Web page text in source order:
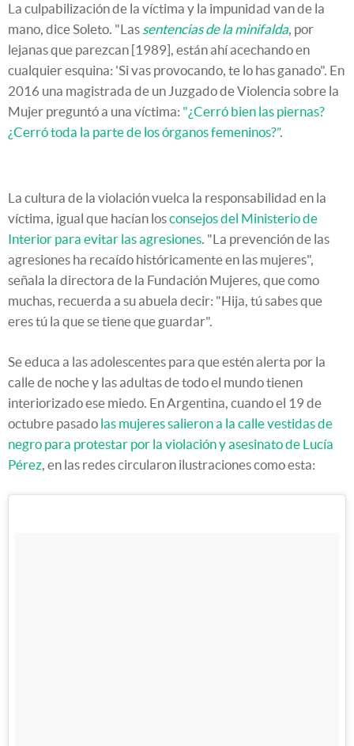
La culpabilización de la víctima y la impunidad van de la
mano, dice Soleto. "Las sentencias de la minifalda , por
lejanas que parezcan [1989], están ahí acechando en
cualquier esquina: 'Si vas provocando, te lo has ganado". En
2016 una magistrada de un Juzgado de Violencia sobre la
Mujer preguntó a una víctima: "¿Cerró bien las piernas?
¿Cerró toda la parte de los órganos femeninos?”.
La cultura de la violación vuelca la responsabilidad en la
víctima, igual que hacían losconsejos del Ministerio de
Interior para evitar las agresiones . "La prevención de las
agresiones ha recaído históricamente en las mujeres",
señala la directora de la Fundación Mujeres, que como
muchas, recuerda a su abuela decir: "Hija, tú sabes que
eres tú la que se tiene que guardar".
Se educa a las adolescentes para que estén alerta por la
calle de noche y las adultas de todo el mundo tienen
interiorizado ese miedo. En Argentina, cuando el 19 de
octubre pasado las mujeres salieron a la calle vestidas de
negro para protestar por la violación y asesinato de Lucía
Pérez , en las redes circularon ilustraciones como esta: